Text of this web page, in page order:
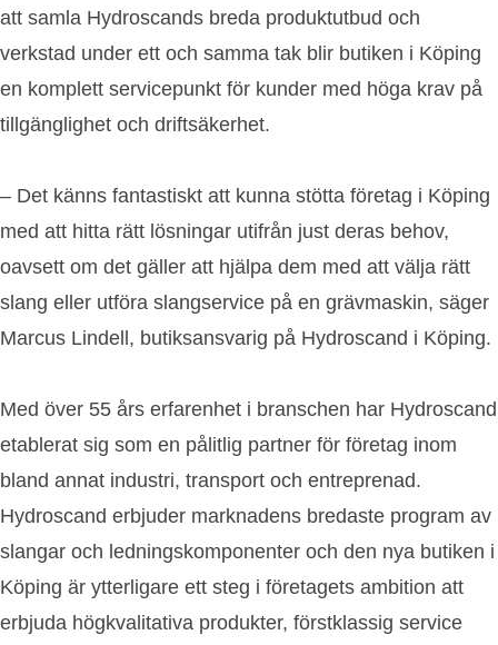
att samla Hydroscands breda produktutbud och
verkstad under ett och samma tak blir butiken i Köping
en komplett servicepunkt för kunder med höga krav på
tillgänglighet och driftsäkerhet.
– Det känns fantastiskt att kunna stötta företag i Köping
med att hitta rätt lösningar utifrån just deras behov,
oavsett om det gäller att hjälpa dem med att välja rätt
slang eller utföra slangservice på en grävmaskin, säger
Marcus Lindell, butiksansvarig på Hydroscand i Köping.
Med över 55 års erfarenhet i branschen har Hydroscand
etablerat sig som en pålitlig partner för företag inom
bland annat industri, transport och entreprenad.
Hydroscand erbjuder marknadens bredaste program av
slangar och ledningskomponenter och den nya butiken i
Köping är ytterligare ett steg i företagets ambition att
erbjuda högkvalitativa produkter, förstklassig service